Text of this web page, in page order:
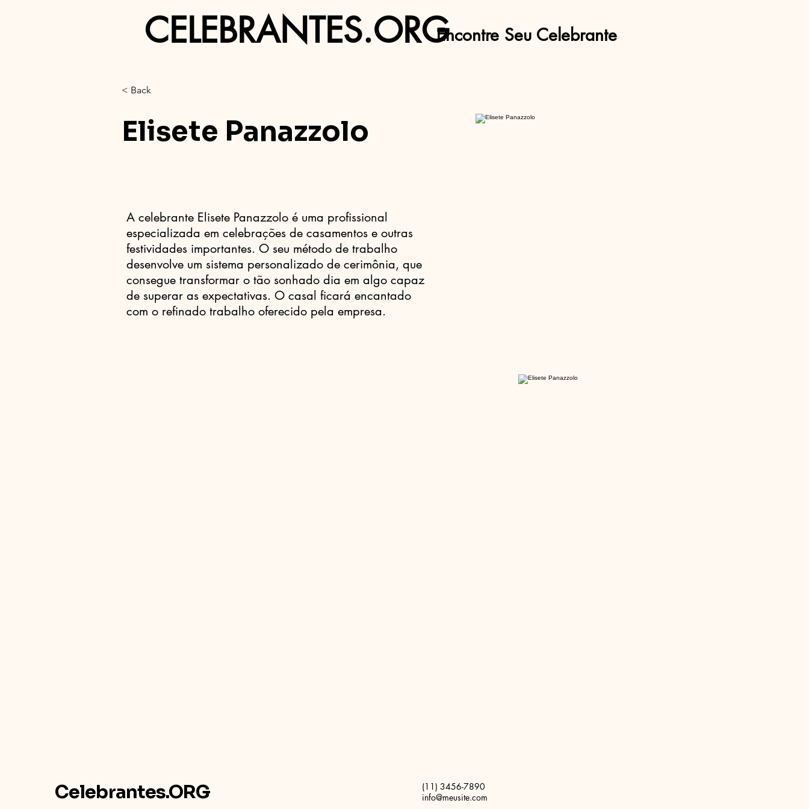
CELEBRANTES.ORGEncontre Seu Celebrante
< Back
Elisete Panazzolo
A celebrante Elisete Panazzolo é uma profissional
especializada em celebrações de casamentos e outras
festividades importantes. O seu método de trabalho
desenvolve um sistema personalizado de cerimônia, que
consegue transformar o tão sonhado dia em algo capaz
de superar as expectativas. O casal ficará encantado
com o refinado trabalho oferecido pela empresa.
Celebrantes.ORG
(11) 3456-7890
info@meusite.com